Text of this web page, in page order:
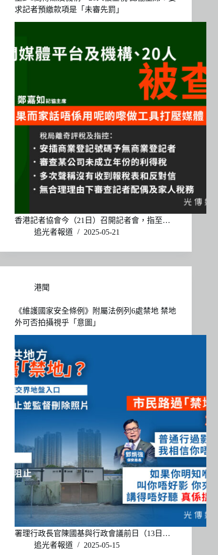
求記者預繳款項是「未審先罰」
香港記者協會今（21日）召開記者會，指至…
追光者報道
2025-05-21
港聞
《維護國家安全條例》附屬法例列6處禁地 禁地
外可否拍攝視乎「意圖」
署理行政長官陳國基與行政會議前日（13日…
追光者報道
2025-05-15